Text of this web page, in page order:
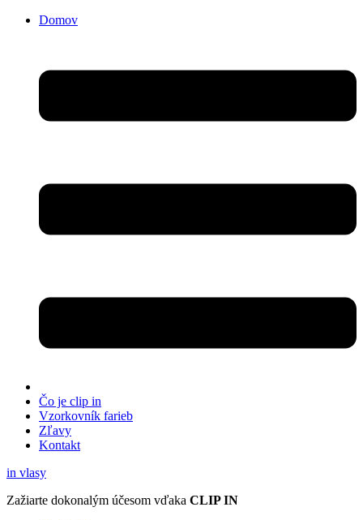
Domov
Čo je clip in
Vzorkovník farieb
Zľavy
Kontakt
in vlasy
Zažiarte dokonalým účesom vďaka CLIP IN